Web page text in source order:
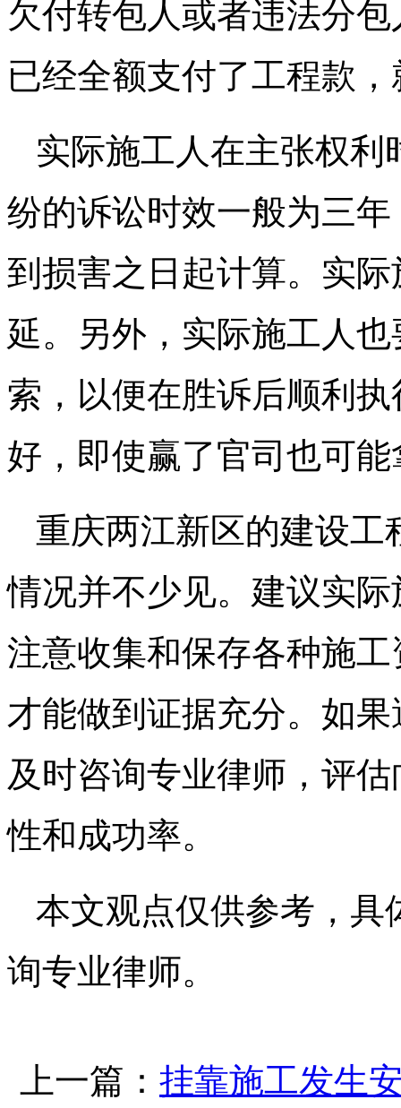
欠付转包人或者违法分
已经全额支付了工程款
实际施工人在主张权
纷的诉讼时效一般为三
到损害之日起计算。实
延。另外，实际施工人
索，以便在胜诉后顺利
好，即使赢了官司也可
重庆两江新区的建设工
情况并不少见。建议实
注意收集和保存各种施
才能做到证据充分。如
及时咨询专业律师，评
性和成功率。
本文观点仅供参考，具
询专业律师。
上一篇： 挂靠施工发生